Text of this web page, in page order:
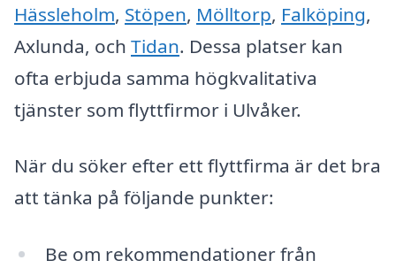
Hässleholm, Stöpen, Mölltorp, Falköping,
Axlunda, och Tidan. Dessa platser kan
ofta erbjuda samma högkvalitativa
tjänster som flyttfirmor i Ulvåker.
När du söker efter ett flyttfirma är det bra
att tänka på följande punkter:
Be om rekommendationer från